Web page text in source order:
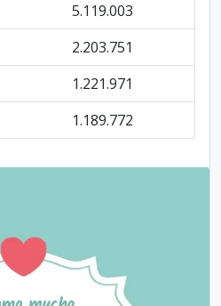
5.119.003
2.203.751
1.221.971
1.189.772